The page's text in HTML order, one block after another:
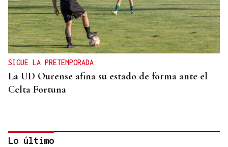
SIGUE LA PRETEMPORADA
La UD Ourense afina su estado de forma ante el
Celta Fortuna
Lo último